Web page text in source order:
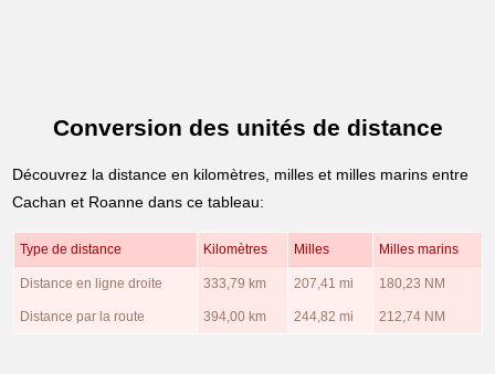
Conversion des unités de distance
Découvrez la distance en kilomètres, milles et milles marins entre
Cachan et Roanne dans ce tableau:
Type de distance Kilomètres Milles Milles marins
Distance en ligne droite 333,79 km 207,41 mi 180,23 NM
Distance par la route 394,00 km 244,82 mi 212,74 NM